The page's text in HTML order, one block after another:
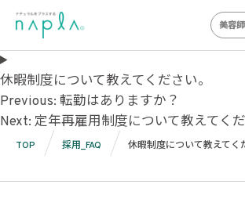
Skip
to
content
美容
休暇制度について教えてください。
投
稿
ビ
Previous: 転勤はありますか？
Next: 定年再雇用制度について教えてくだ
TOP 採用_FAQ 休暇制度について教えてく